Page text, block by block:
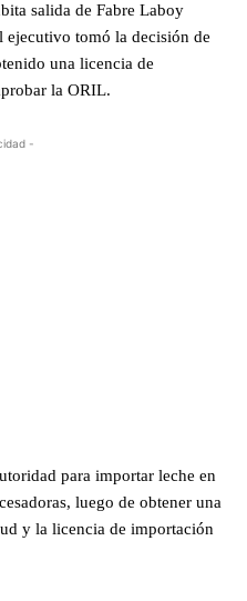
salida de Fabre Laboy
ejecutivo tomó la decisión de
una licencia de
la ORIL.
-
para importar leche en
luego de obtener una
y la licencia de importación